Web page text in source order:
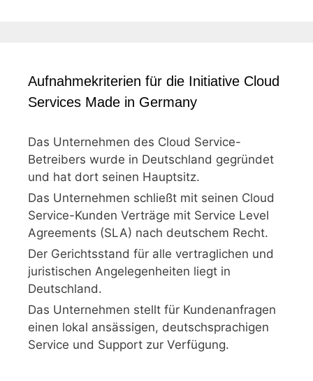
Aufnahmekriterien für die Initiative Cloud
Services Made in Germany
Das Unternehmen des Cloud Service-
Betreibers wurde in Deutschland gegründet
und hat dort seinen Hauptsitz.
Das Unternehmen schließt mit seinen Cloud
Service-Kunden Verträge mit Service Level
Agreements (SLA) nach deutschem Recht.
Der Gerichtsstand für alle vertraglichen und
juristischen Angelegenheiten liegt in
Deutschland.
Das Unternehmen stellt für Kundenanfragen
einen lokal ansässigen, deutschsprachigen
Service und Support zur Verfügung.